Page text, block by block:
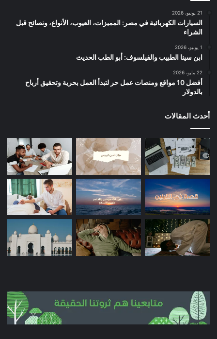
21 يونيو، 2026
السيارات الكهربائية في مصر: المميزات، العيوب، الأنواع، ونصائح قبل
الشراء
1 يونيو، 2026
ابن سينا الطبيب والفيلسوف: أبو الطب الحديث
22 مايو، 2026
أفضل 10 مواقع ومنصات عمل حر لتبدأ العمل بحرية وتحقيق أرباح
بالدولار
أحدث المقالات